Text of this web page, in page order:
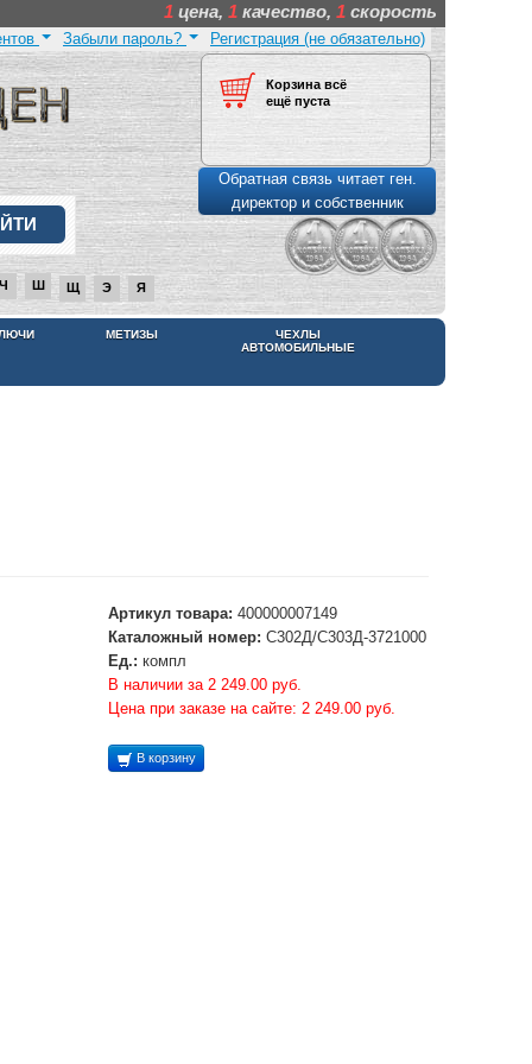
1 цена, 1 качество, 1 скорость
Регистрация (не обязательно)
Забыли пароль?
Корзина всё
ещё пуста
Обратная связь читает ген.
директор и собственник
Ч Ш Щ Э Я
МЕТИЗЫ
ЧЕХЛЫ
АВТОМОБИЛЬНЫЕ
Артикул товара: 400000007149
Каталожный номер: С302Д/С303Д-3721000
Ед.: компл
В наличии за 2 249.00 руб.
Цена при заказе на сайте: 2 249.00 руб.
В корзину